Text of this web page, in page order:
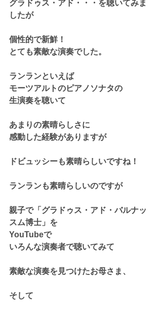
グラドゥス・アド・・・を聴いてみま
したが
個性的で新鮮！
とても素敵な演奏でした。
ランランといえば
モーツアルトのピアノソナタの
生演奏を聴いて
あまりの素晴らしさに
感動した経験がありますが
ドビュッシーも素晴らしいですね！
ランランも素晴らしいのですが
親子で「グラドゥス・アド・バルナッ
スム博士」を
YouTubeで
いろんな演奏者で聴いてみて
素敵な演奏を見つけたお母さま、
そして